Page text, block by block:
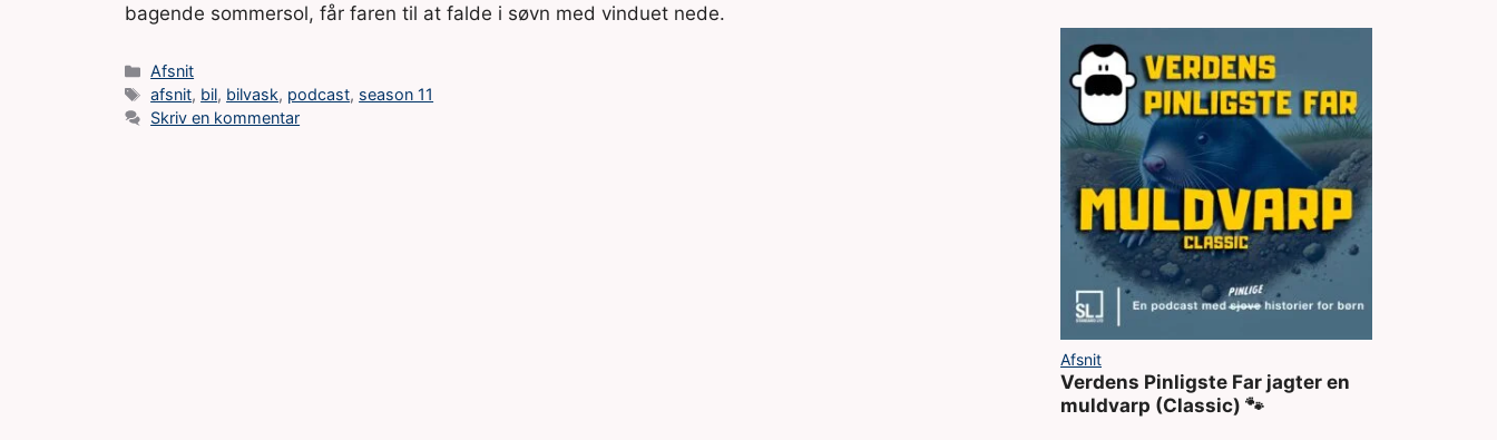
bagende sommersol, får faren til at falde i søvn med vinduet nede.
Kategorier
Afsnit
Tags
afsnit, bil, bilvask, podcast, season 11
Skriv en kommentar
Afsnit
Verdens Pinligste Far jagter en
muldvarp (Classic) 🐾